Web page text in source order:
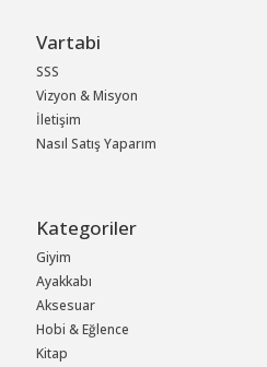
Vartabi
SSS
Vizyon & Misyon
İletişim
Nasıl Satış Yaparım
Kategoriler
Giyim
Ayakkabı
Aksesuar
Hobi & Eğlence
Kitap